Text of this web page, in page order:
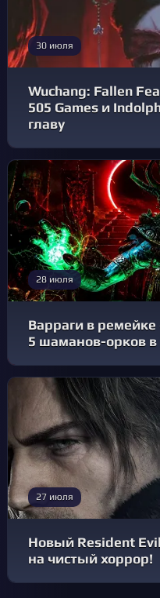
30 июля
Wuchang: Fallen
505 Games и
главу
28 июля
Варраги в ремейке
5 шаманов-орков
27 июля
Новый Resident
на чистый хоррор!